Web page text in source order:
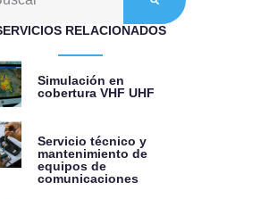
RELACIONADOS
Simulación en
cobertura VHF UHF
Servicio técnico y
mantenimiento de
equipos de
comunicaciones